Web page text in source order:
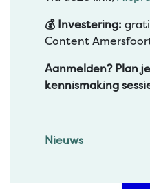
💰 Investering:
Content
Aanmelden? Plan
kennismaking
Nieuws